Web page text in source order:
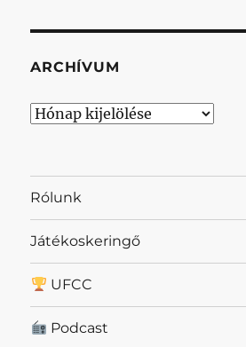
ARCHÍVUM
Archívum
Rólunk
Játékoskeringő
UFCC
Podcast